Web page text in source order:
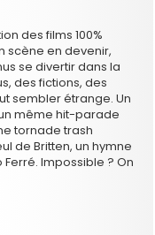
des films 100%
scène en devenir,
se divertir dans la
des fictions, des
sembler étrange. Un
même hit-parade
tornade trash
de Britten, un hymne
Impossible ? On